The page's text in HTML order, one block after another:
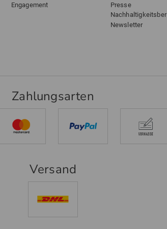
Engagement
Presse
Newsletter
Zahlungsarten
Versand